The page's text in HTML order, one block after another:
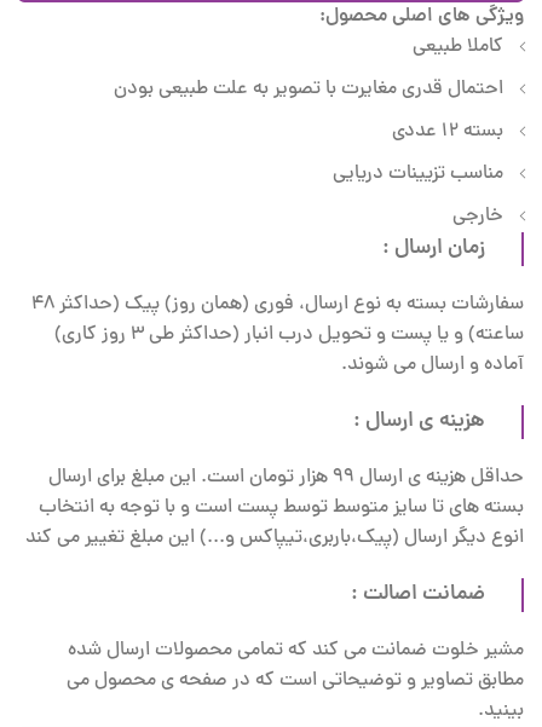
ویژگی های اصلی محصول:
کاملا طبیعی
احتمال قدری مغایرت با تصویر به علت طبیعی بودن
بسته 12 عددی
مناسب تزیینات دریایی
خارجی
زمان ارسال :
سفارشات بسته به نوع ارسال، فوری (همان روز) پیک (حداکثر 48
ساعته) و یا پست و تحویل درب انبار (حداکثر طی 3 روز کاری)
آماده و ارسال می شوند.
هزینه ی ارسال :
حداقل هزینه ی ارسال 99 هزار تومان است. این مبلغ برای ارسال
بسته های تا سایز متوسط توسط پست است و با توجه به انتخاب
انوع دیگر ارسال (پیک،باربری،تیپاکس و...) این مبلغ تغییر می کند
ضمانت اصالت :
مشیر خلوت ضمانت می کند که تمامی محصولات ارسال شده
مطابق تصاویر و توضیحاتی است که در صفحه ی محصول می
بینید.